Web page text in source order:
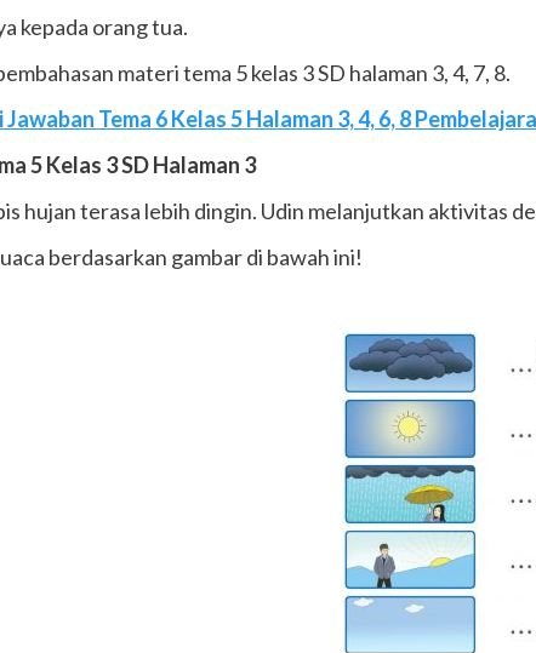
kepada orang tua.
materi tema 5 kelas 3 SD halaman 3, 4, 7, 8.
Jawaban Tema 6 Kelas 5 Halaman 3, 4, 6, 8
5 Kelas 3 SD Halaman 3
hujan terasa lebih dingin. Udin melanjutkan aktivitas
berdasarkan gambar di bawah ini!